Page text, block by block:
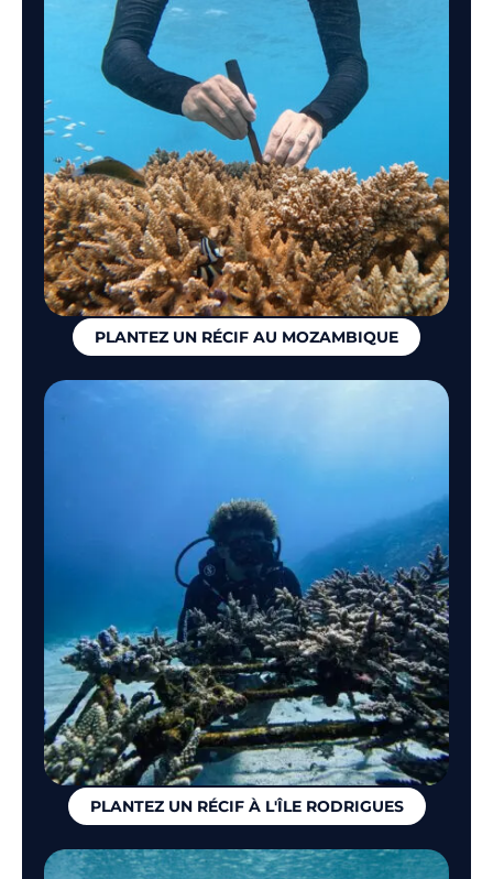
PLANTEZ UN RÉCIF AU MOZAMBIQUE
PLANTEZ UN RÉCIF À L'ÎLE RODRIGUES